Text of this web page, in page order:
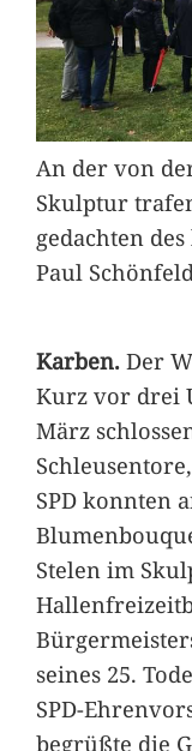
An der von
Skulptur
gedachten
Paul
Karben.Der
Kurz vor drei
März
SPD konnten
Stelen im
seines 25.
SPD-
begrüßte die